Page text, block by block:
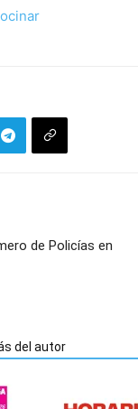
de Policías en
del autor